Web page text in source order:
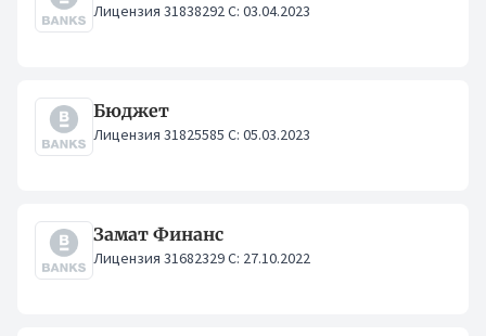
Лицензия 31838292 С: 03.04.2023
Бюджет
Лицензия 31825585 С: 05.03.2023
Замат Финанс
Лицензия 31682329 С: 27.10.2022